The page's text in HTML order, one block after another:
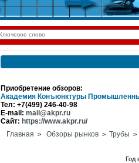
Приобретение обзоров:
Академия Конъюнктуры
Тел: +7(499) 246-40-98
E-mail: mail@akpr.ru
Сайт: https://www.akpr.ru/
Главная > Обзоры рынков > Трубы >
Год